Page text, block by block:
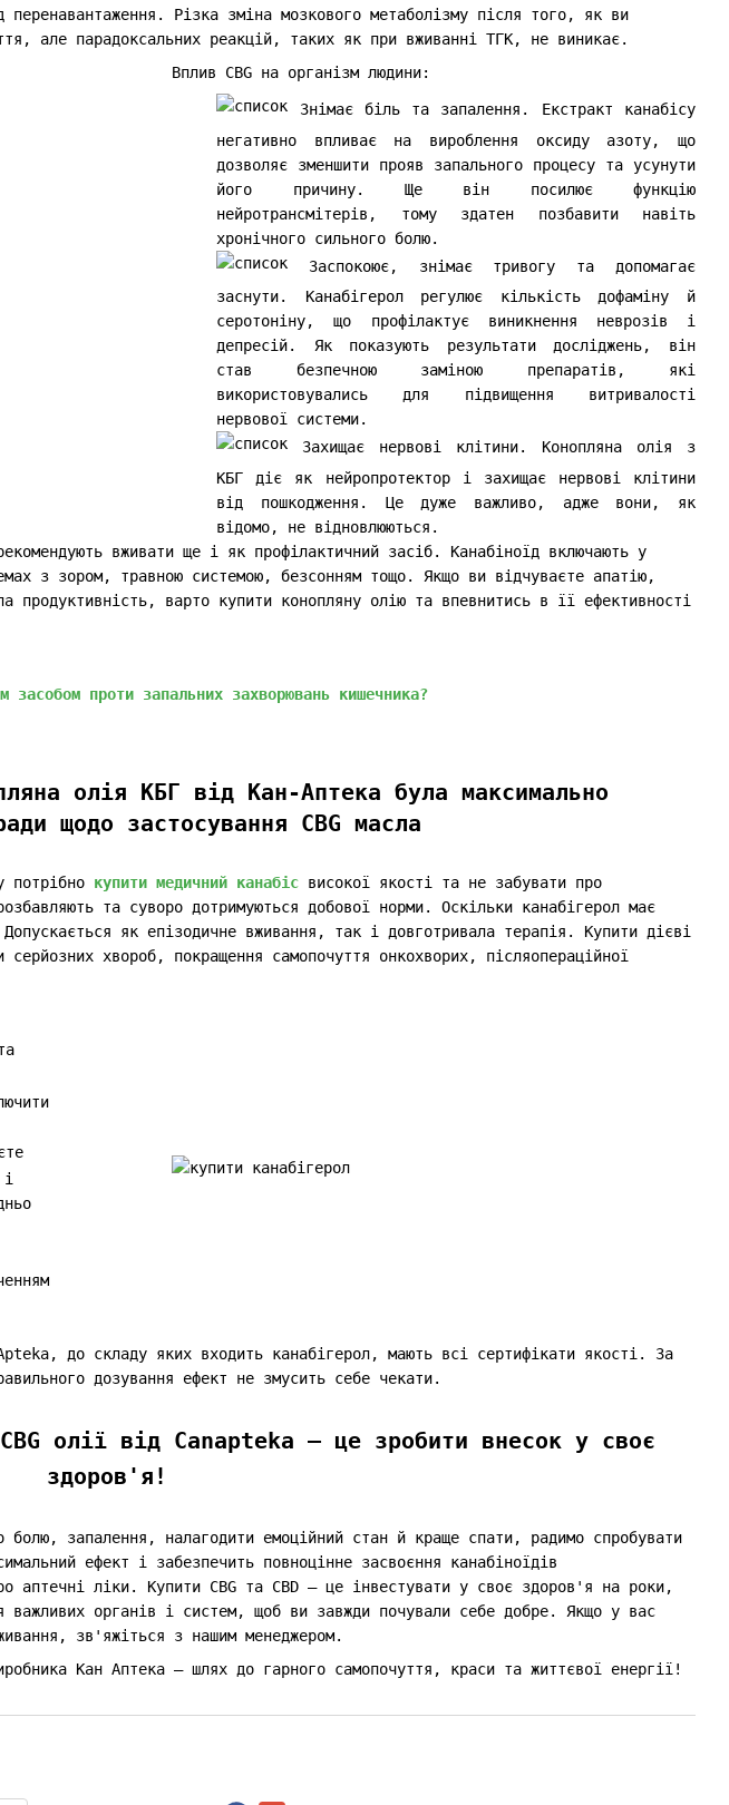
Різка зміна мозкового метаболізму після того, як ви
але парадоксальних реакцій, таких як при вживанні ТГК, не виникає.
Вплив CBG на організм людини:
Знімає біль та запалення. Екстракт канабісу
негативно впливає на вироблення оксиду азоту, що
дозволяє зменшити прояв запального процесу та усунути
його причину. Ще він посилює функцію
нейротрансмітерів, тому здатен позбавити навіть
хронічного сильного болю.
Заспокоює, знімає тривогу та допомагає
заснути. Канабігерол регулює кількість дофаміну й
серотоніну, що профілактує виникнення неврозів і
депресій. Як показують результати досліджень, він
став безпечною заміною препаратів, які
використовувались для підвищення витривалості
нервової системи.
Захищає нервові клітини. Конопляна олія з
КБГ діє як нейропротектор і захищає нервові клітини
від пошкодження. Це дуже важливо, адже вони, як
відомо, не відновлюються.
вживати ще і як профілактичний засіб. Канабіноїд включають у
з зором, травною системою, безсонням тощо. Якщо ви відчуваєте апатію,
продуктивність, варто купити конопляну олію та впевнитись в її ефективності
проти запальних захворювань кишечника?
олія КБГ від Кан-Аптека була максимально
щодо застосування CBG масла
потрібно купити медичний канабіс високої якості та не забувати про
та суворо дотримуються добової норми. Оскільки канабігерол має
як епізодичне вживання, так і довготривала терапія. Купити дієві
хвороб, покращення самопочуття онкохворих, післяопераційної
до складу яких входить канабігерол, мають всі сертифікати якості. За
дозування ефект не змусить себе чекати.
олії від Canapteka – це зробити внесок у своє
здоров'я!
запалення, налагодити емоційний стан й краще спати, радимо спробувати
ефект і забезпечить повноцінне засвоєння канабіноїдів
аптечні ліки. Купити CBG та CBD – це інвестувати у своє здоров'я на роки,
важливих органів і систем, щоб ви завжди почували себе добре. Якщо у вас
зв'яжіться з нашим менеджером.
Кан Аптека – шлях до гарного самопочуття, краси та життєвої енергії!